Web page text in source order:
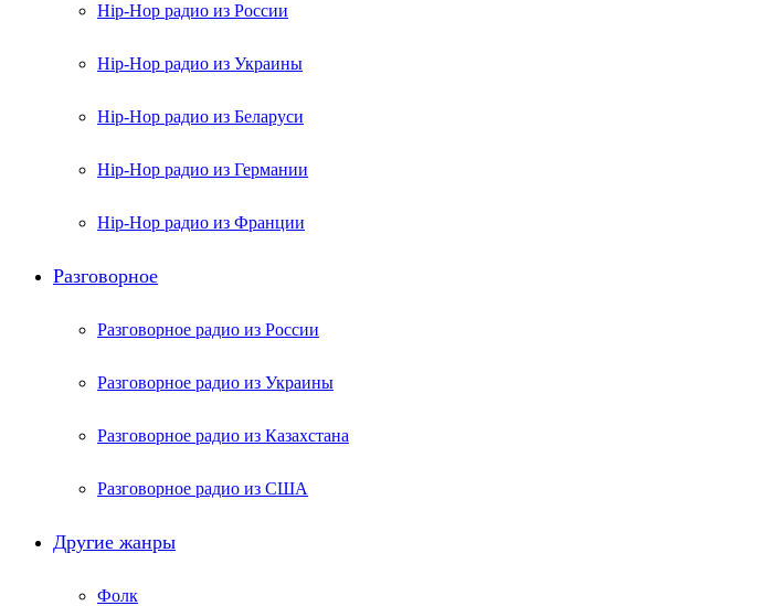
Hip-Hop радио из России
Hip-Hop радио из Украины
Hip-Hop радио из Беларуси
Hip-Hop радио из Германии
Hip-Hop радио из Франции
Разговорное
Разговорное радио из России
Разговорное радио из Украины
Разговорное радио из Казахстана
Разговорное радио из США
Другие жанры
Фолк